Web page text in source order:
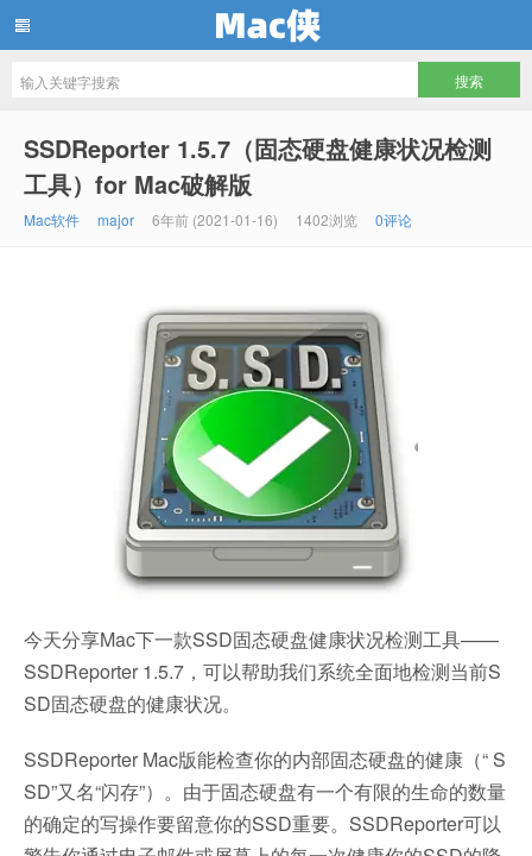
SSDReporter 1.5.7（固态硬盘健康状况检测
工具）for Mac破解版
Mac软件 major 6年前 (2021-01-16) 1402浏览 0评论
今天分享Mac下一款SSD固态硬盘健康状况检测工具——
SSDReporter 1.5.7，可以帮助我们系统全面地检测当前S
SD固态硬盘的健康状况。
SSDReporter Mac版能检查你的内部固态硬盘的健康（“ S
SD”又名“闪存”）。由于固态硬盘有一个有限的生命的数量
的确定的写操作要留意你的SSD重要。SSDReporter可以